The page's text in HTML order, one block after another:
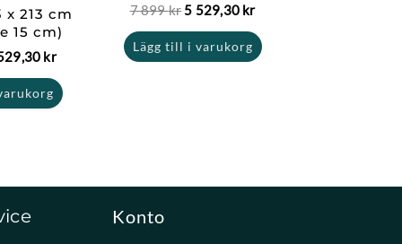
x 213 cm
15 cm)
kr
7 899kr5 529,30 kr
Lägg till i varukorg
Konto